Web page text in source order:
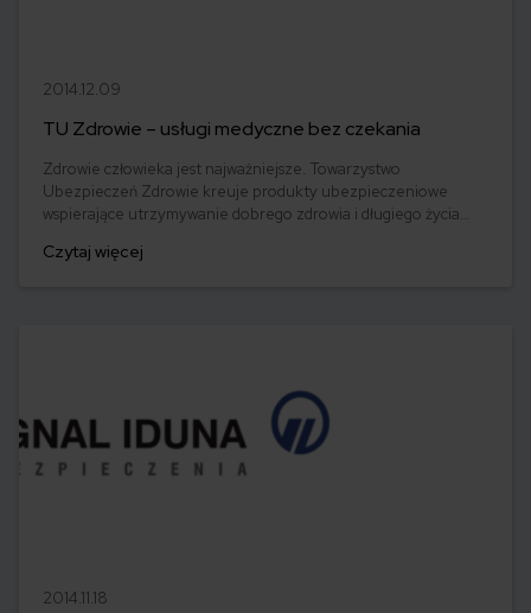
2014.12.09
TU Zdrowie – usługi medyczne bez czekania
Zdrowie człowieka jest najważniejsze. Towarzystwo
Ubezpieczeń Zdrowie kreuje produkty ubezpieczeniowe
wspierające utrzymywanie dobrego zdrowia i długiego życia
Czytaj więcej
2014.11.18